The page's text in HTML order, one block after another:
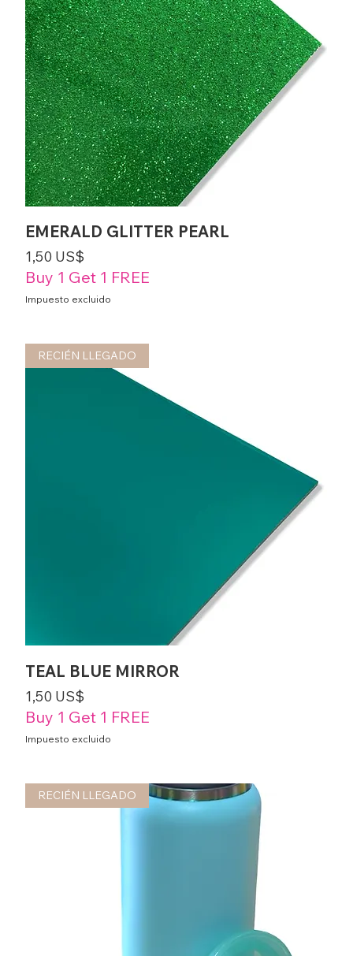
EMERALD GLITTER PEARL
Precio
1,50 US$
Buy 1 Get 1 FREE
Impuesto excluido
RECIÉN LLEGADO
TEAL BLUE MIRROR
Precio
1,50 US$
Buy 1 Get 1 FREE
Impuesto excluido
RECIÉN LLEGADO